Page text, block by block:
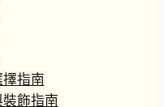
指南
飾指南